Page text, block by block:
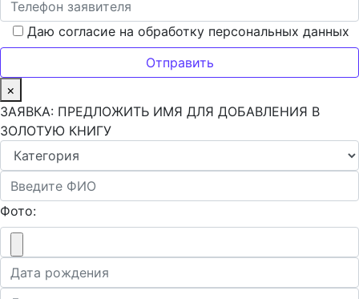
Даю согласие на обработку персональных данных
×
ЗАЯВКА: ПРЕДЛОЖИТЬ ИМЯ ДЛЯ ДОБАВЛЕНИЯ В
ЗОЛОТУЮ КНИГУ
Фото: